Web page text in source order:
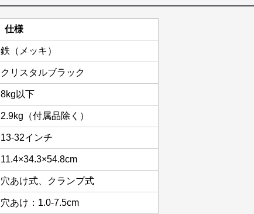
仕様
鉄（メッキ）
クリスタルブラック
8kg以下
2.9kg（付属品除く）
13-32インチ
11.4×34.3×54.8cm
穴あけ式、クランプ式
穴あけ：1.0-7.5cm